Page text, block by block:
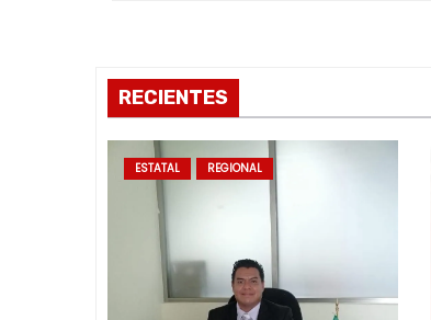
n
t
r
RECIENTES
ESTATAL REGIONAL